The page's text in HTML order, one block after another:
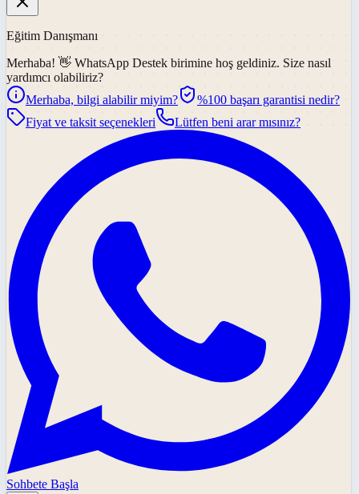
Eğitim Danışmanı
Merhaba! 👋 WhatsApp Destek birimine hoş geldiniz. Size nasıl
yardımcı olabiliriz?
Merhaba, bilgi alabilir miyim?
%100 başarı garantisi nedir?
Fiyat ve taksit seçenekleri
Lütfen beni arar mısınız?
Sohbete Başla